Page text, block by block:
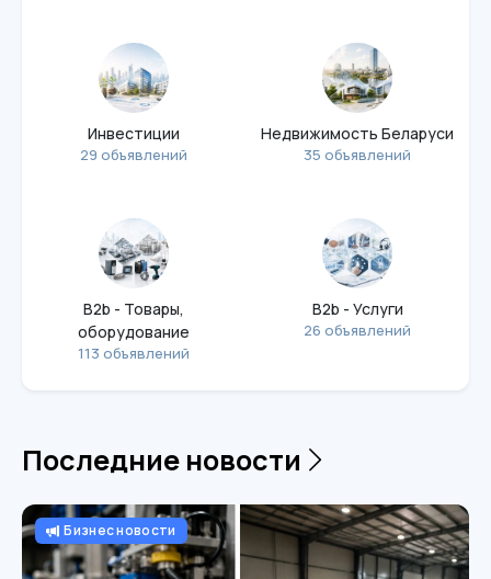
Инвестиции
29 объявлений
Недвижимость Беларуси
35 объявлений
B2b - Товары,
оборудование
113 объявлений
B2b - Услуги
26 объявлений
Последние новости
Бизнес новости